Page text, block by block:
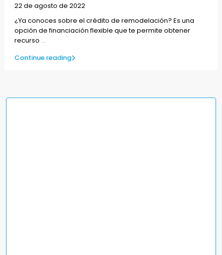
22 de agosto de 2022
¿Ya conoces sobre el crédito de remodelación? Es una
opción de financiación flexible que te permite obtener
recurso ...
Continue reading